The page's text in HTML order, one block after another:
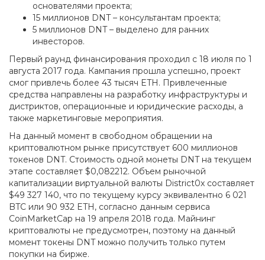
основателями проекта;
15 миллионов DNT – консультантам проекта;
5 миллионов DNT – выделено для ранних
инвесторов.
Первый раунд финансирования проходил с 18 июля по 1
августа 2017 года. Кампания прошла успешно, проект
смог привлечь более 43 тысяч ETH. Привлеченные
средства направлены на разработку инфраструктуры и
дистриктов, операционные и юридические расходы, а
также маркетинговые мероприятия.
На данный момент в свободном обращении на
криптовалютном рынке присутствует 600 миллионов
токенов DNT. Стоимость одной монеты DNT на текущем
этапе составляет $0,082212. Объем рыночной
капитализации виртуальной валюты District0x составляет
$49 327 140, что по текущему курсу эквивалентно 6 021
BTC или 90 932 ETH, согласно данным сервиса
CoinMarketCap на 19 апреля 2018 года. Майнинг
криптовалюты не предусмотрен, поэтому на данный
момент токены DNT можно получить только путем
покупки на бирже.